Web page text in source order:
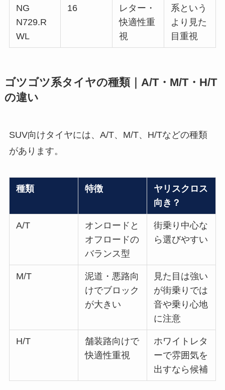
NG
N729.R
WL
16
レター・
快適性重
視
系という
より見た
目重視
ゴツゴツ系タイヤの種類｜A/T・M/T・H/T
の違い
SUV向けタイヤには、A/T、M/T、H/Tなどの種類
があります。
種類 特徴
ヤリスクロス
向き？
A/T
オンロードと
オフロードの
バランス型
街乗り中心な
ら選びやすい
M/T
泥道・悪路向
けでブロック
が大きい
見た目は強い
が街乗りでは
音や乗り心地
に注意
H/T
舗装路向けで
快適性重視
ホワイトレタ
ーで雰囲気を
出すなら候補